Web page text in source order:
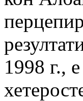
1998 г.,